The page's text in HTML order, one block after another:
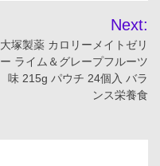
Next:
大塚製薬 カロリーメイトゼリ
ー ライム＆グレープフルーツ
味 215g パウチ 24個入 バラ
ンス栄養食